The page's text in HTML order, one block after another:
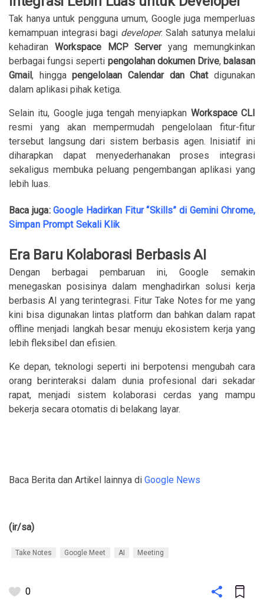
Tak hanya untuk pengguna umum, Google juga memperluas
kemampuan integrasi bagi developer. Salah satunya melalui
kehadiran Workspace MCP Serveryang memungkinkan
berbagai fungsi seperti pengolahan dokumen Drive, balasan
Gmail, hinggapengelolaan Calendar dan Chatdigunakan
dalam aplikasi pihak ketiga.
Selain itu, Google juga tengah menyiapkan Workspace CLI
resmi yang akan mempermudah pengelolaan fitur-fitur
tersebut langsung dari sistem berbasis agen. Inisiatif ini
diharapkan dapat menyederhanakan proses integrasi
sekaligus membuka peluang pengembangan aplikasi yang
lebih luas.
Baca juga:Google Hadirkan Fitur “Skills” di Gemini Chrome,
Simpan Prompt Sekali Klik
Era Baru Kolaborasi Berbasis AI
Dengan berbagai pembaruan ini, Google semakin
menegaskan posisinya dalam menghadirkan solusi kerja
berbasis AI yang terintegrasi. Fitur Take Notes for me yang
kini bisa digunakan lintas platform dan bahkan dalam rapat
offline menjadi langkah besar menuju ekosistem kerja yang
lebih fleksibel dan efisien.
Ke depan, teknologi seperti ini berpotensi mengubah cara
orang berinteraksi dalam dunia profesional dari sekadar
rapat, menjadi sistem kolaborasi cerdas yang mampu
bekerja secara otomatis di belakang layar.
Baca Berita dan Artikel lainnya di Google News
(ir/sa)
Take Notes Google Meet AI Meeting
0